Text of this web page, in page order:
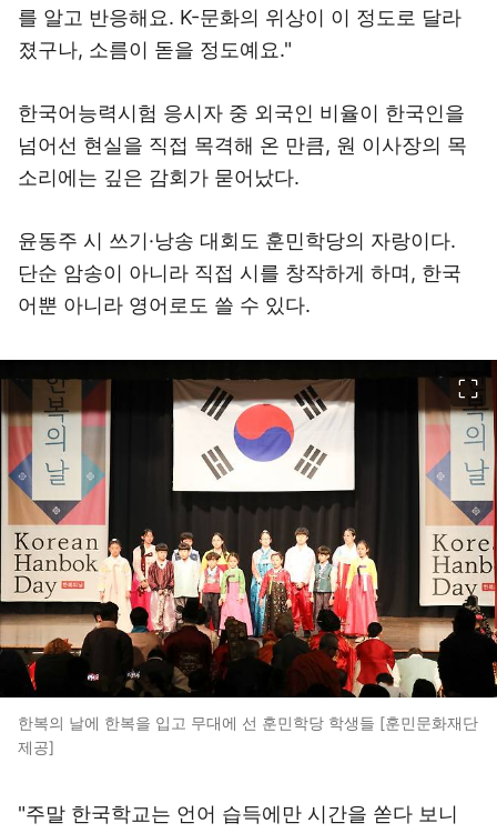
를 알고 반응해요. K-문화의 위상이 이 정도로 달라
졌구나, 소름이 돋을 정도예요."
한국어능력시험 응시자 중 외국인 비율이 한국인을
넘어선 현실을 직접 목격해 온 만큼, 원 이사장의 목
소리에는 깊은 감회가 묻어났다.
윤동주 시 쓰기·낭송 대회도 훈민학당의 자랑이다.
단순 암송이 아니라 직접 시를 창작하게 하며, 한국
어뿐 아니라 영어로도 쓸 수 있다.
한복의 날에 한복을 입고 무대에 선 훈민학당 학생들 [훈민문화재단
제공]
"주말 한국학교는 언어 습득에만 시간을 쏟다 보니